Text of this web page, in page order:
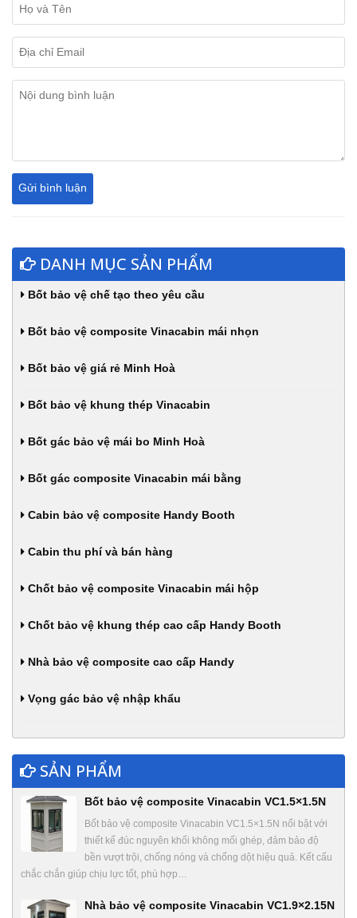
DANH MỤC SẢN PHẨM
Bốt bảo vệ chế tạo theo yêu cầu
Bốt bảo vệ composite Vinacabin mái nhọn
Bốt bảo vệ giá rẻ Minh Hoà
Bốt bảo vệ khung thép Vinacabin
Bốt gác bảo vệ mái bo Minh Hoà
Bốt gác composite Vinacabin mái bằng
Cabin bảo vệ composite Handy Booth
Cabin thu phí và bán hàng
Chốt bảo vệ composite Vinacabin mái hộp
Chốt bảo vệ khung thép cao cấp Handy Booth
Nhà bảo vệ composite cao cấp Handy
Vọng gác bảo vệ nhập khẩu
SẢN PHẨM
Bốt bảo vệ composite Vinacabin VC1.5×1.5N
Bốt bảo vệ composite Vinacabin VC1.5×1.5N nổi bật với
thiết kế đúc nguyên khối không mối ghép, đảm bảo độ
bền vượt trội, chống nóng và chống dột hiệu quả. Kết cấu
chắc chắn giúp chịu lực tốt, phù hợp…
Nhà bảo vệ composite Vinacabin VC1.9×2.15N